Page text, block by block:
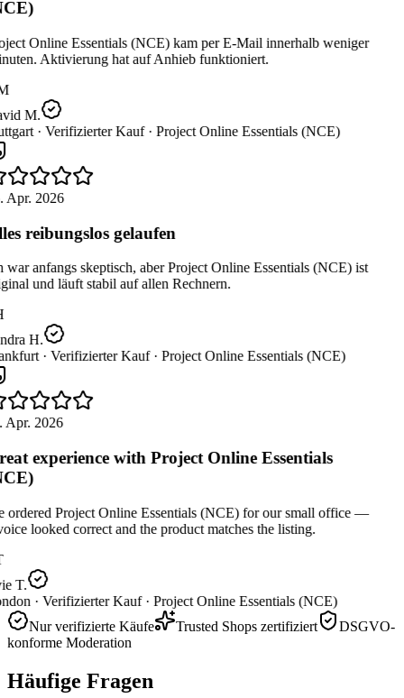
Online Essentials (NCE) kam per E-Mail innerhalb weniger
Aktivierung hat auf Anhieb funktioniert.
M.
· Verifizierter Kauf · Project Online Essentials (NCE)
Apr. 2026
reibungslos gelaufen
war anfangs skeptisch, aber Project Online Essentials (NCE) ist
und läuft stabil auf allen Rechnern.
H.
· Verifizierter Kauf · Project Online Essentials (NCE)
Apr. 2026
experience with Project Online Essentials
ordered Project Online Essentials (NCE) for our small office —
looked correct and the product matches the listing.
T.
· Verifizierter Kauf · Project Online Essentials (NCE)
Nur verifizierte Käufe
Trusted Shops zertifiziert
DSGVO-
konforme Moderation
Häufige Fragen